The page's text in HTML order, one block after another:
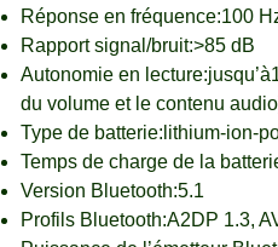
Réponse en fréquence:100
Rapport signal/bruit:>85 dB
Autonomie en
du volume et le contenu
Type de batterie:lithium-ion-
Temps de charge de la
Version Bluetooth:5.1
Profils Bluetooth:A2DP 1.3,